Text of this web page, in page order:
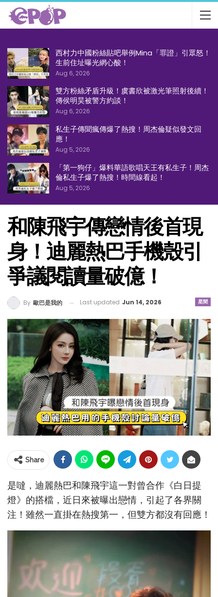
西村力中國粉絲貼吧舉例Mina「罪證」引眾怒！
生前住址曝光網心酸！
Aug 6, 2026
雙方粉絲矛盾升級！虞書欣被激光筆照射後續！
傳侯明昊被警方約談！
Aug 6, 2026
私生子傳聞瘋傳爆了熱搜！周杰倫疑似發文回
應！
Aug 5, 2026
「第一狗仔」爆料華語歌唱天王有私生子！周杰
倫私生子爆了熱搜！時間線看起！
Aug 5, 2026
和陳飛宇傳戀情後首現
身！迪麗熱巴手機殼引
爭議閱讀量破億！
星聞
By 歐巴是我的 Last updated Jun 14, 2026
Share
是噠，迪麗熱巴和陳飛宇這一對曾合作《白日提
燈》的搭檔，近日來被曝出戀情，引起了各界關
注！雖然一直掛在熱搜第一，但雙方都沒有回應！